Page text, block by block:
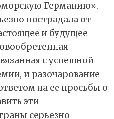
Германию».
пострадала от
и будущее
с успешной
и разочарование
на ее просьбы о
эти
серьезно